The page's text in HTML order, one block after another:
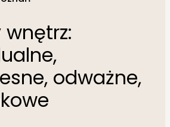
wnętrz:
odważne,